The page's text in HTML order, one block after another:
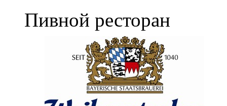
Пивной ресторан